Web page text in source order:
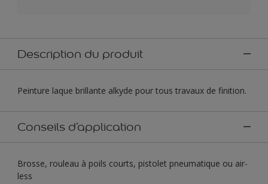
Description du produit
Peinture laque brillante alkyde pour tous travaux de finition.
Conseils d'application
Brosse, rouleau à poils courts, pistolet pneumatique ou air-
less